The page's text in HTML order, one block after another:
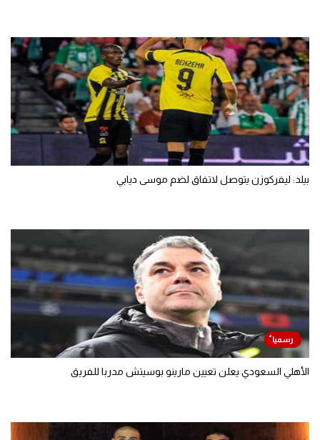
بيلد: ليفركوزن يتوصل لاتفاق لضم موسى ديابي
الأهلي السعودي يعلن تعيين مارينو بوسيتش مدربا للفريق